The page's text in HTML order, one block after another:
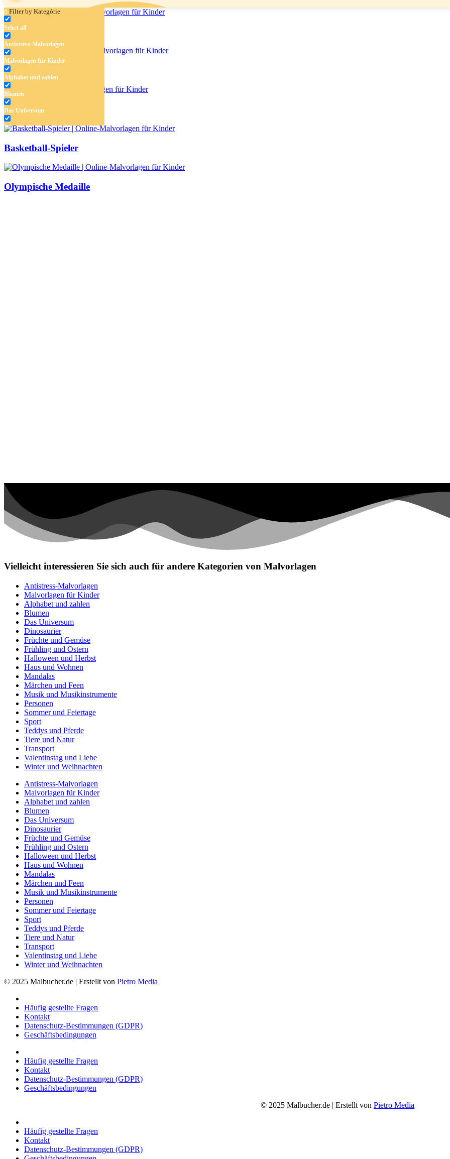
Filter by Kategórie
Select all
Antistress-Malvorlagen
Malvorlagen für Kinder
Alphabet und zahlen
Blumen
Das Universum
Dinosaurier
Früchte und Gemüse
Haus und Wohnen
Basketballkorb
Eiskunstläuferin
Sprinterin
Basketball-Spieler
Olympische Medaille
Vielleicht interessieren Sie sich auch für andere Kategorien von Malvorlagen
Antistress-Malvorlagen
Malvorlagen für Kinder
Alphabet und zahlen
Blumen
Das Universum
Dinosaurier
Früchte und Gemüse
Frühling und Ostern
Halloween und Herbst
Haus und Wohnen
Mandalas
Märchen und Feen
Musik und Musikinstrumente
Personen
Sommer und Feiertage
Sport
Teddys und Pferde
Tiere und Natur
Transport
Valentinstag und Liebe
Winter und Weihnachten
Antistress-Malvorlagen
Malvorlagen für Kinder
Alphabet und zahlen
Blumen
Das Universum
Dinosaurier
Früchte und Gemüse
Frühling und Ostern
Halloween und Herbst
Haus und Wohnen
Mandalas
Märchen und Feen
Musik und Musikinstrumente
Personen
Sommer und Feiertage
Sport
Teddys und Pferde
Tiere und Natur
Transport
Valentinstag und Liebe
Winter und Weihnachten
© 2025 Malbucher.de | Erstellt von Pietro Media
Häufig gestellte Fragen
Kontakt
Datenschutz-Bestimmungen (GDPR)
Geschäftsbedingungen
Häufig gestellte Fragen
Kontakt
Datenschutz-Bestimmungen (GDPR)
Geschäftsbedingungen
© 2025 Malbucher.de | Erstellt von Pietro Media
Häufig gestellte Fragen
Kontakt
Datenschutz-Bestimmungen (GDPR)